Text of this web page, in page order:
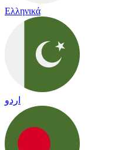
Ελληνικά
اردو